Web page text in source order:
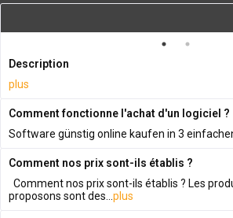
Description
plus
Comment fonctionne l'achat d'un logiciel ?
Software günstig online kaufen in 3
Comment nos prix sont-ils établis ?
Comment nos prix sont-ils établis ? Les
proposons sont des... plus